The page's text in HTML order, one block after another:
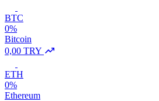
BTC
0%
Bitcoin
0,00 TRY
ETH
0%
Ethereum